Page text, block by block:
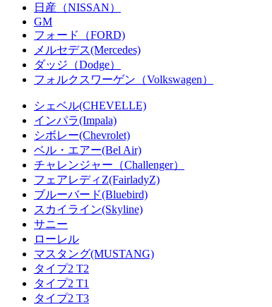
日産（NISSAN）
GM
フォード（FORD)
メルセデス(Mercedes)
ダッジ（Dodge）
フォルクスワーゲン（Volkswagen）
シェベル(CHEVELLE)
インパラ(Impala)
シボレー(Chevrolet)
ベル・エアー(Bel Air)
チャレンジャー（Challenger）
フェアレディZ(FairladyZ)
ブルーバード(Bluebird)
スカイライン(Skyline)
サニー
ローレル
マスタング(MUSTANG)
タイプ2 T2
タイプ2 T1
タイプ2 T3